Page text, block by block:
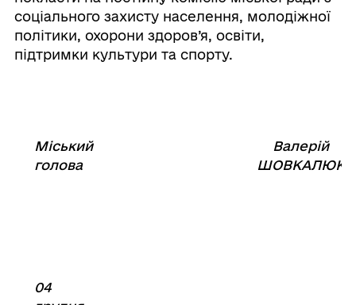
соціального захисту населення, молодіжної
політики, охорони здоров’я, освіти,
підтримки культури та спорту.
Міський
голова
Валерій
ШОВКАЛЮК
04